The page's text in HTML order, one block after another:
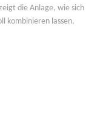
die Anlage, wie sich
kombinieren lassen,